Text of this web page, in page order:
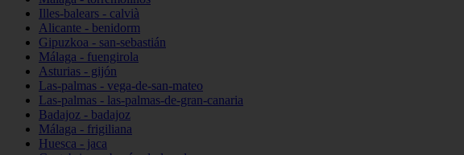
Illes-balears - calvià
Alicante - benidorm
Gipuzkoa - san-sebastián
Málaga - fuengirola
Asturias - gijón
Las-palmas - vega-de-san-mateo
Las-palmas - las-palmas-de-gran-canaria
Badajoz - badajoz
Málaga - frigiliana
Huesca - jaca